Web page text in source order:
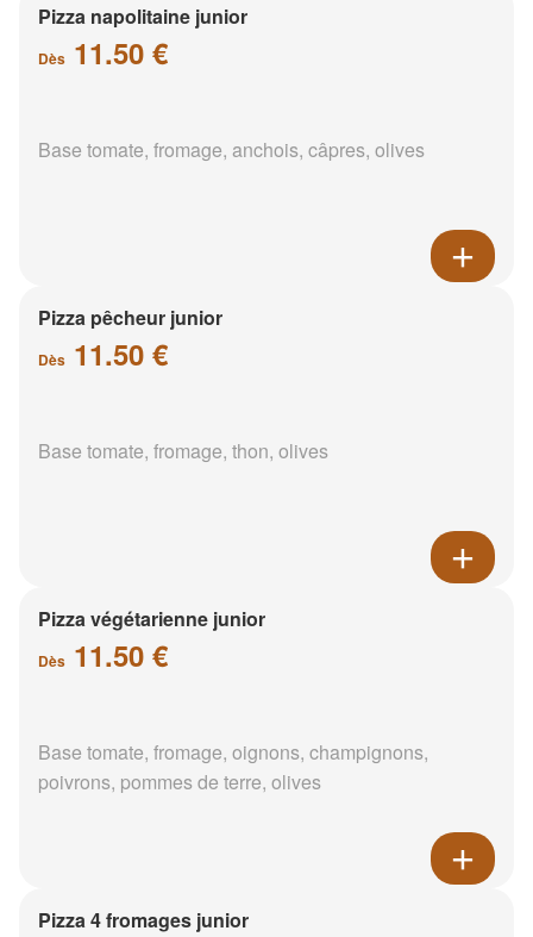
Pizza napolitaine junior
Dès 11.50 €
Base tomate, fromage, anchois, câpres, olives
Pizza pêcheur junior
Dès 11.50 €
Base tomate, fromage, thon, olives
Pizza végétarienne junior
Dès 11.50 €
Base tomate, fromage, oignons, champignons,
poivrons, pommes de terre, olives
Pizza 4 fromages junior